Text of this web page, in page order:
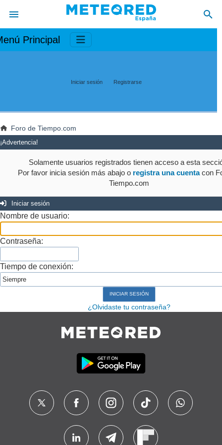
Principal
Iniciar sesión Registrarse
Foro de Tiempo.com
¡Advertencia!
Solamente usuarios registrados tienen acceso a esta
Por favor inicia sesión más abajo o registra una cuentacon
Tiempo.com
Iniciar sesión
Nombre de usuario:
Contraseña:
Tiempo de conexión:
¿Olvidaste tu contraseña?